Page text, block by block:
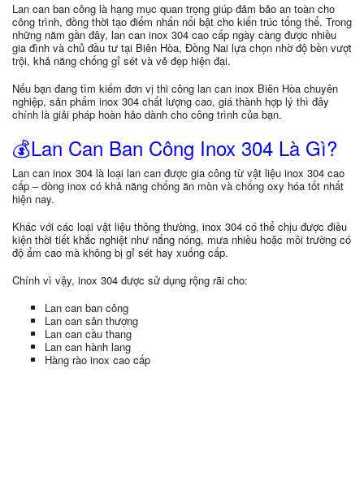
Lan can ban công là hạng mục quan trọng giúp đảm bảo an toàn cho
công trình, đồng thời tạo điểm nhấn nổi bật cho kiến trúc tổng thể. Trong
những năm gần đây, lan can inox 304 cao cấp ngày càng được nhiều
gia đình và chủ đầu tư tại Biên Hòa, Đồng Nai lựa chọn nhờ độ bền vượt
trội, khả năng chống gỉ sét và vẻ đẹp hiện đại.
Nếu bạn đang tìm kiếm đơn vị thi công lan can inox Biên Hòa chuyên
nghiệp, sản phẩm inox 304 chất lượng cao, giá thành hợp lý thì đây
chính là giải pháp hoàn hảo dành cho công trình của bạn.
💰Lan Can Ban Công Inox 304 Là Gì?
Lan can inox 304 là loại lan can được gia công từ vật liệu inox 304 cao
cấp – dòng inox có khả năng chống ăn mòn và chống oxy hóa tốt nhất
hiện nay.
Khác với các loại vật liệu thông thường, inox 304 có thể chịu được điều
kiện thời tiết khắc nghiệt như nắng nóng, mưa nhiều hoặc môi trường có
độ ẩm cao mà không bị gỉ sét hay xuống cấp.
Chính vì vậy, inox 304 được sử dụng rộng rãi cho:
Lan can ban công
Lan can sân thượng
Lan can cầu thang
Lan can hành lang
Hàng rào inox cao cấp